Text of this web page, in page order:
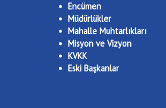
Encümen
Müdürlükler
Mahalle Muhtarlıkları
Misyon ve Vizyon
KVKK
Eski Başkanlar